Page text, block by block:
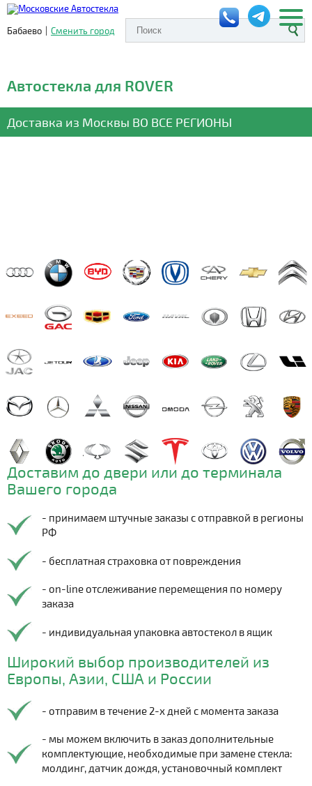
Бабаево | Сменить город
Автостекла для ROVER
Доставка из Москвы ВО ВСЕ РЕГИОНЫ
Доставим до двери или до терминала
Вашего города
- принимаем штучные заказы с отправкой в регионы
РФ
- бесплатная страховка от повреждения
- on-line отслеживание перемещения по номеру
заказа
- индивидуальная упаковка автостекол в ящик
Широкий выбор производителей из
Европы, Азии, США и России
- отправим в течение 2-х дней с момента заказа
- мы можем включить в заказ дополнительные
комплектующие, необходимые при замене стекла:
молдинг, датчик дождя, установочный комплект